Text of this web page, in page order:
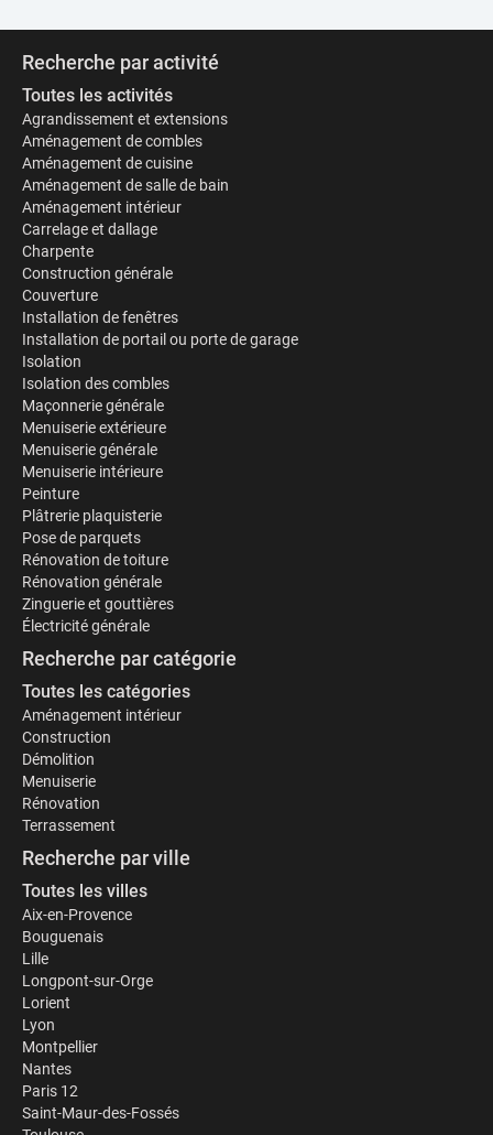
Recherche par activité
Toutes les activités
Agrandissement et extensions
Aménagement de combles
Aménagement de cuisine
Aménagement de salle de bain
Aménagement intérieur
Carrelage et dallage
Charpente
Construction générale
Couverture
Installation de fenêtres
Installation de portail ou porte de garage
Isolation
Isolation des combles
Maçonnerie générale
Menuiserie extérieure
Menuiserie générale
Menuiserie intérieure
Peinture
Plâtrerie plaquisterie
Pose de parquets
Rénovation de toiture
Rénovation générale
Zinguerie et gouttières
Électricité générale
Recherche par catégorie
Toutes les catégories
Aménagement intérieur
Construction
Démolition
Menuiserie
Rénovation
Terrassement
Recherche par ville
Toutes les villes
Aix-en-Provence
Bouguenais
Lille
Longpont-sur-Orge
Lorient
Lyon
Montpellier
Nantes
Paris 12
Saint-Maur-des-Fossés